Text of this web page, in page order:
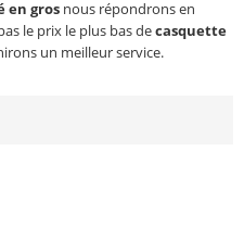
en gros nous répondrons en
le prix le plus bas decasquette
un meilleur service.